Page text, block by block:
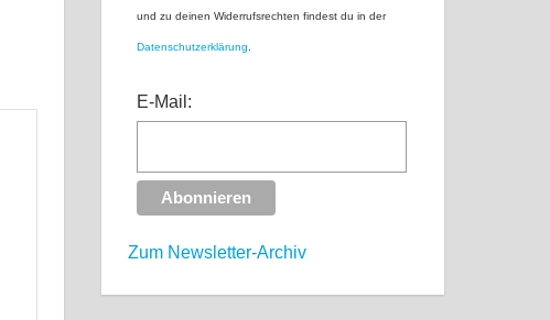
und zu deinen Widerrufsrechten findest du in der
Datenschutzerklärung
E-Mail:
Zum Newsletter-Archiv